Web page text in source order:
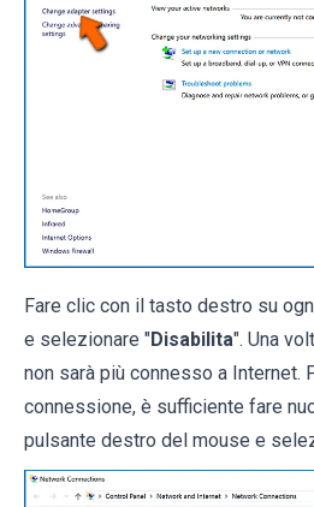
Fare clic con il tasto destro su
e selezionare "Disabilita". Una
non sarà più connesso a Internet.
connessione, è sufficiente fare
pulsante destro del mouse e